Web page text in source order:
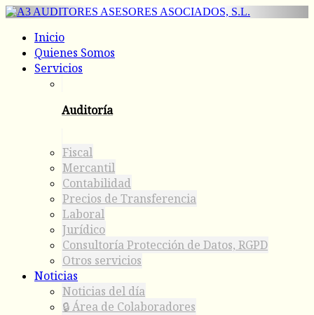
Inicio
Quienes Somos
Servicios
Auditoría
Fiscal
Mercantil
Contabilidad
Precios de Transferencia
Laboral
Jurídico
Consultoría Protección de Datos, RGPD
Otros servicios
Noticias
Noticias del día
🔒 Área de Colaboradores